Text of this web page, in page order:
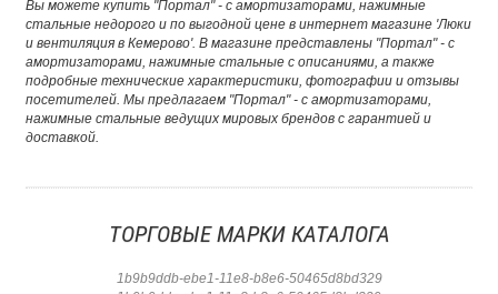
Вы можете купить "Портал" - с амортизаторами, нажимные
стальные недорого и по выгодной цене в интернет магазине 'Люки
и вентиляция в Кемерово'. В магазине представлены "Портал" - с
амортизаторами, нажимные стальные с описаниями, а также
подробные технические характеристики, фотографии и отзывы
посетителей. Мы предлагаем "Портал" - с амортизаторами,
нажимные стальные ведущих мировых брендов с гарантией и
доставкой.
ТОРГОВЫЕ МАРКИ КАТАЛОГА
1b9b9ddb-ebe1-11e8-b8e6-50465d8bd329